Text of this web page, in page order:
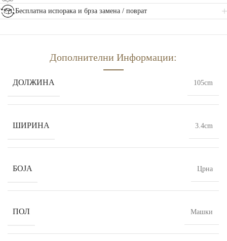
Бесплатна испорака и брза замена / поврат
Дополнителни Информации:
ДОЛЖИНА 105cm
ШИРИНА 3.4cm
БОЈА Црна
ПОЛ Машки